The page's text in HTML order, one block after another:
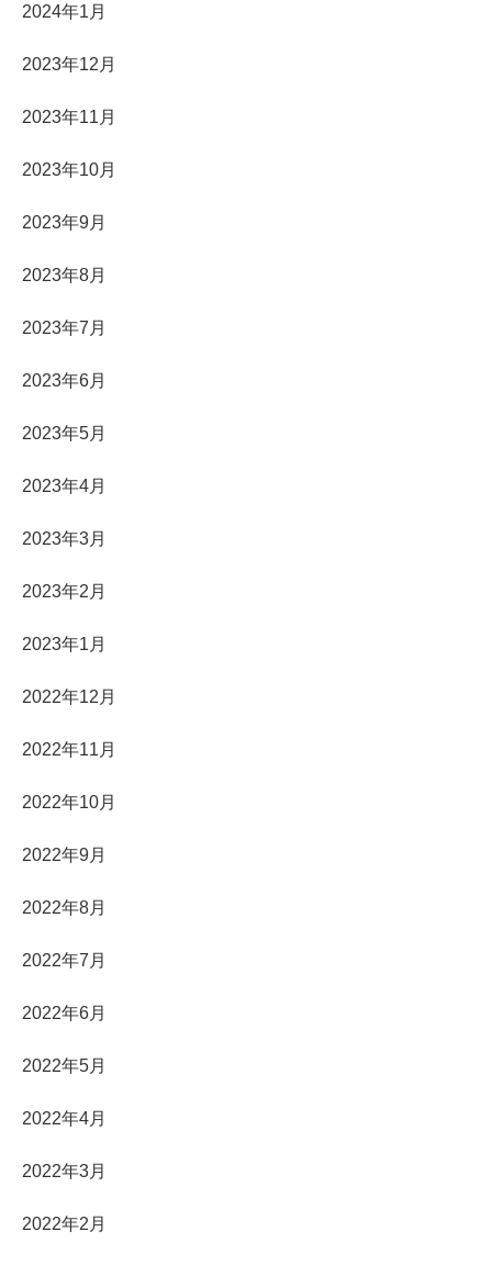
2024年1月
2023年12月
2023年11月
2023年10月
2023年9月
2023年8月
2023年7月
2023年6月
2023年5月
2023年4月
2023年3月
2023年2月
2023年1月
2022年12月
2022年11月
2022年10月
2022年9月
2022年8月
2022年7月
2022年6月
2022年5月
2022年4月
2022年3月
2022年2月